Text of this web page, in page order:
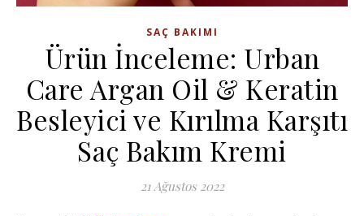
SAÇ BAKIMI
Ürün İnceleme: Urban
Care Argan Oil & Keratin
Besleyici ve Kırılma Karşıtı
Saç Bakım Kremi
21 Ağustos 2022